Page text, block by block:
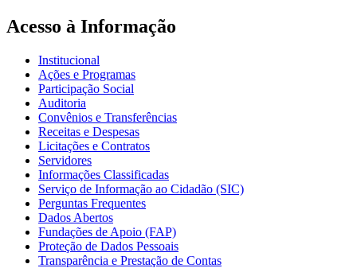
Acesso à Informação
Institucional
Ações e Programas
Participação Social
Auditoria
Convênios e Transferências
Receitas e Despesas
Licitações e Contratos
Servidores
Informações Classificadas
Serviço de Informação ao Cidadão (SIC)
Perguntas Frequentes
Dados Abertos
Fundações de Apoio (FAP)
Proteção de Dados Pessoais
Transparência e Prestação de Contas